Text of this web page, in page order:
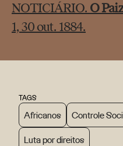
NOTICIÁRIO. O
1, 30 out. 1884.
TAGS
Africanos Controle
Luta por direitos